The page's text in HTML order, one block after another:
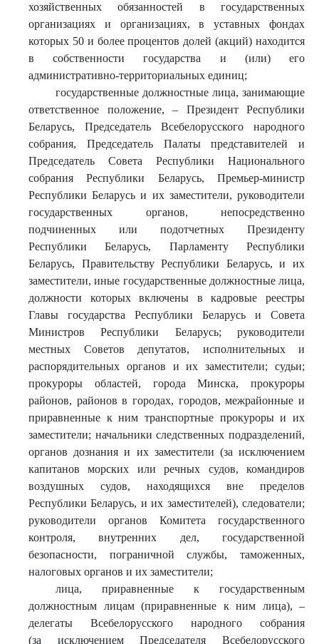
хозяйственных обязанностей в государственных
организациях и организациях, в уставных фондах
которых 50 и более процентов долей (акций) находится
в собственности государства и (или) его
административно-территориальных единиц;
государственные должностные лица, занимающие
ответственное положение, – Президент Республики
Беларусь, Председатель Всебелорусского народного
собрания, Председатель Палаты представителей и
Председатель Совета Республики Национального
собрания Республики Беларусь, Премьер-министр
Республики Беларусь и их заместители, руководители
государственных органов, непосредственно
подчиненных или подотчетных Президенту
Республики Беларусь, Парламенту Республики
Беларусь, Правительству Республики Беларусь, и их
заместители, иные государственные должностные лица,
должности которых включены в кадровые реестры
Главы государства Республики Беларусь и Совета
Министров Республики Беларусь; руководители
местных Советов депутатов, исполнительных и
распорядительных органов и их заместители; судьи;
прокуроры областей, города Минска, прокуроры
районов, районов в городах, городов, межрайонные и
приравненные к ним транспортные прокуроры и их
заместители; начальники следственных подразделений,
органов дознания и их заместители (за исключением
капитанов морских или речных судов, командиров
воздушных судов, находящихся вне пределов
Республики Беларусь, и их заместителей), следователи;
руководители органов Комитета государственного
контроля, внутренних дел, государственной
безопасности, пограничной службы, таможенных,
налоговых органов и их заместители;
лица, приравненные к государственным
должностным лицам (приравненные к ним лица), –
делегаты Всебелорусского народного собрания
(за исключением Председателя Всебелорусского